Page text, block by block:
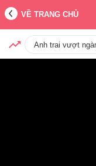
VỀ TRANG CHỦ
Anh trai vượt